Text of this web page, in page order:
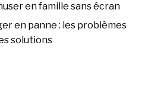
en famille sans écran
en panne : les problèmes
solutions